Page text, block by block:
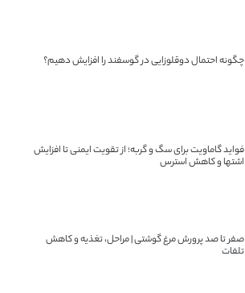
چگونه احتمال دوقلوزایی در گوسفند را افزایش دهیم؟
فواید گاماویت برای سگ و گربه؛ از تقویت ایمنی تا افزایش
اشتها و کاهش استرس
صفر تا صد پرورش مرغ گوشتی | مراحل، تغذیه و کاهش
تلفات